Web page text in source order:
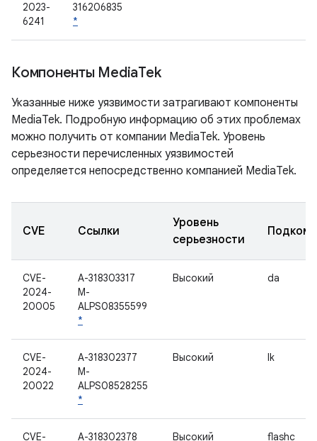
2023-
6241
316206835
*
Компоненты MediaTek
Указанные ниже уязвимости затрагивают компоненты
MediaTek. Подробную информацию об этих проблемах
можно получить от компании MediaTek. Уровень
серьезности перечисленных уязвимостей
определяется непосредственно компанией MediaTek.
CVE Ссылки
Уровень
серьезности
CVE-
2024-
20005
A-318303317
M-
ALPS08355599
*
Высокий da
CVE-
2024-
20022
A-318302377
M-
ALPS08528255
*
Высокий lk
CVE- A-318302378 Высокий flashc